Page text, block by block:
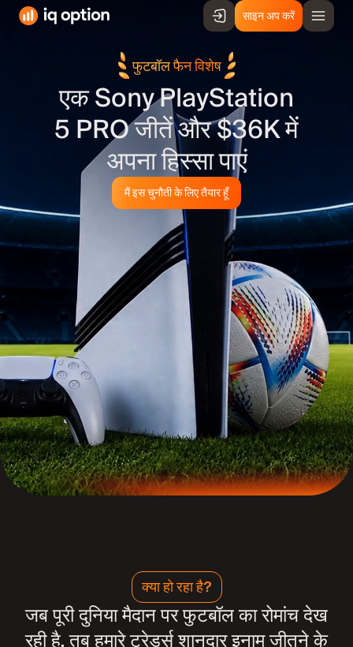
साइन अप करें
फुटबॉल फैन विशेष
एक Sony PlayStation
5 PRO जीतें और $36K में
अपना हिस्सा पाएं
मैं इस चुनौती के लिए तैयार हूँ
क्या हो रहा है?
जब पूरी दुनिया मैदान पर फुटबॉल का रोमांच देख
रही है, तब हमारे ट्रेडर्स शानदार इनाम जीतने के